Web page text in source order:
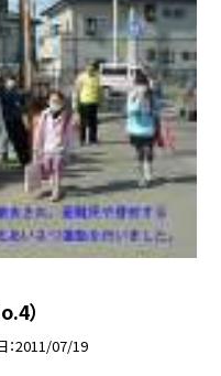
）
2011/07/19